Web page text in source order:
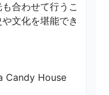
合わせて行うこ
文化を堪能でき
Candy House